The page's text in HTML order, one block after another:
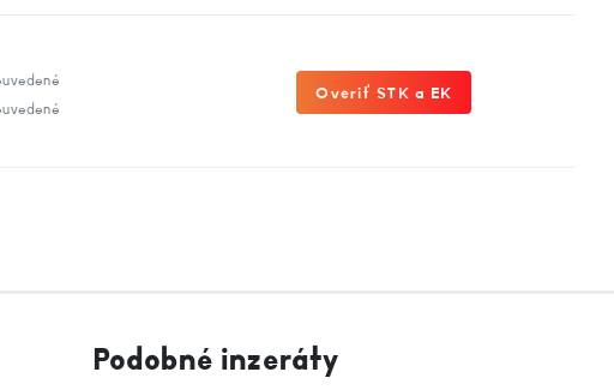
Overiť STK a EK
Podobné inzeráty